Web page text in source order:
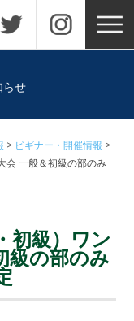
らせ
ビギナー・開催情報
会 一般＆初級の部のみ
初級）ワン
級の部のみ